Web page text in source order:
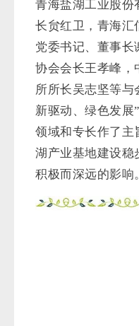
所所长吴志坚等与
新驱动、绿色发展
领域和专长作了
湖产业基地建设
积极而深远的影响